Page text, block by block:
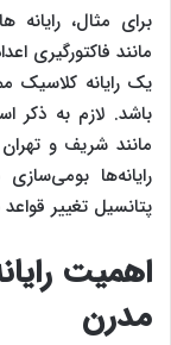
برای مثال،
مانند فاکتورگیری
یک رایانه کلاسیک
باشد. لازم به ذکر
مانند شریف و
رایانه‌ها
پتانسیل تغییر قواعد
اهمیت
مدرن